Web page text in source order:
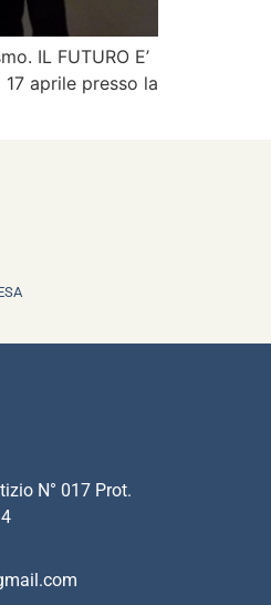
IL FUTURO E’
aprile presso la
N° 017 Prot.